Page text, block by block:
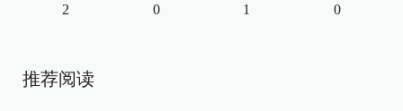
2 0 1 0
推荐阅读